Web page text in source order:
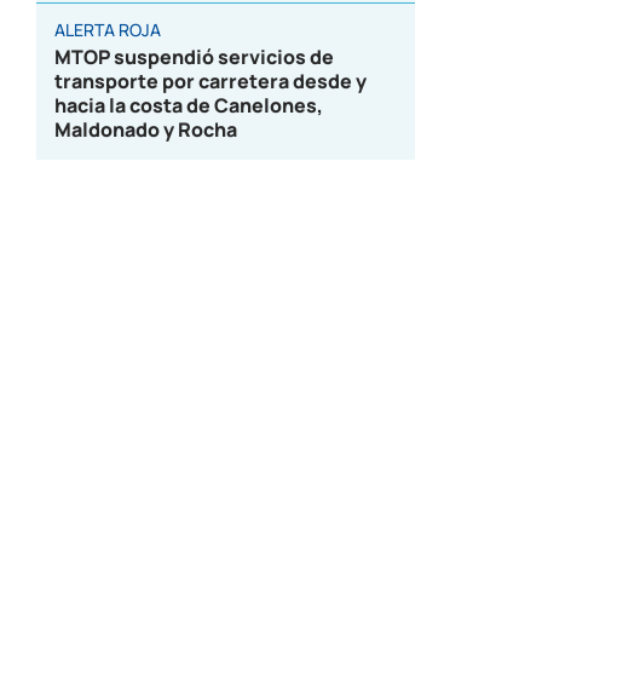
ALERTA ROJA
MTOP suspendió servicios de
transporte por carretera desde y
hacia la costa de Canelones,
Maldonado y Rocha